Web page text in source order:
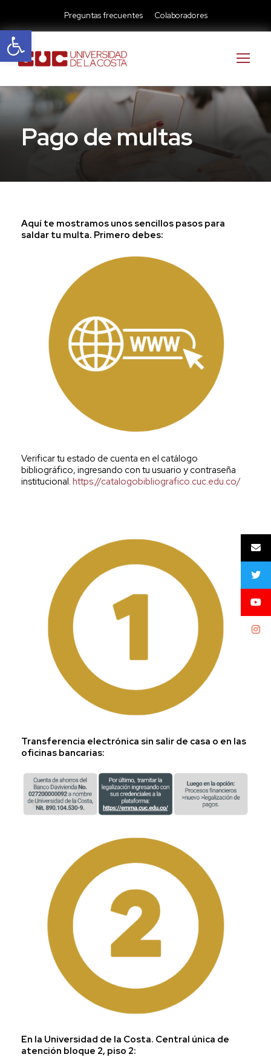
Abrir barra de herramientas
Preguntas frecuentes Colaboradores
Pago de multas
Aquí te mostramos unos sencillos pasos para
saldar tu multa. Primero debes:
Verificar tu estado de cuenta en el catálogo
bibliográfico, ingresando con tu usuario y contraseña
institucional. https://catalogobibliografico.cuc.edu.co/
Transferencia electrónica sin salir de casa o en las
oficinas bancarias:
En la Universidad de la Costa. Central única de
atención bloque 2, piso 2: